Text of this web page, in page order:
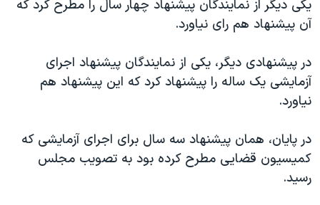
یکی دیگر از نمایندگان پیشنهاد چهار سال را مطرح کرد که
آن پیشنهاد هم رای نیاورد.
در پیشنهادی دیگر، یکی از نمایندگان پیشنهاد اجرای
آزمایشی یک ساله را پیشنهاد کرد که این پیشنهاد هم
نیاورد.
در پایان، همان پیشنهاد سه سال برای اجرای آزمایشی که
کمیسیون قضایی مطرح کرده بود به تصویب مجلس
رسید.